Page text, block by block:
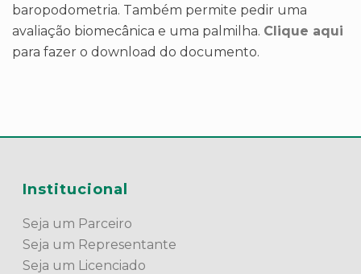
baropodometria. Também permite pedir uma
avaliação biomecânica e uma palmilha. Clique aqui
para fazer o download do documento.
Institucional
Seja um Parceiro
Seja um Representante
Seja um Licenciado